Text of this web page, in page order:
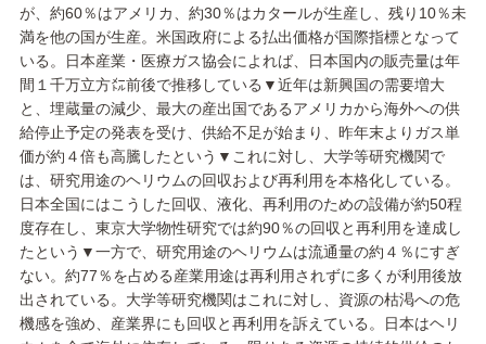
が、約60％はアメリカ、約30％はカタールが生産し、残り10％未
満を他の国が生産。米国政府による払出価格が国際指標となって
いる。日本産業・医療ガス協会によれば、日本国内の販売量は年
間１千万立方㍍前後で推移している▼近年は新興国の需要増大
と、埋蔵量の減少、最大の産出国であるアメリカから海外への供
給停止予定の発表を受け、供給不足が始まり、昨年末よりガス単
価が約４倍も高騰したという▼これに対し、大学等研究機関で
は、研究用途のヘリウムの回収および再利用を本格化している。
日本全国にはこうした回収、液化、再利用のための設備が約50程
度存在し、東京大学物性研究では約90％の回収と再利用を達成し
たという▼一方で、研究用途のヘリウムは流通量の約４％にすぎ
ない。約77％を占める産業用途は再利用されずに多くが利用後放
出されている。大学等研究機関はこれに対し、資源の枯渇への危
機感を強め、産業界にも回収と再利用を訴えている。日本はヘリ